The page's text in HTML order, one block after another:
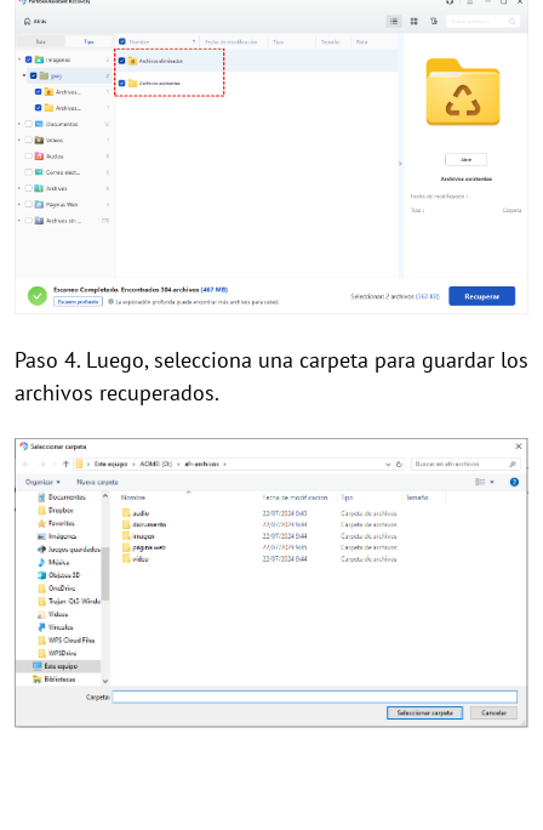
Paso 4. Luego, selecciona una carpeta para guardar los
archivos recuperados.